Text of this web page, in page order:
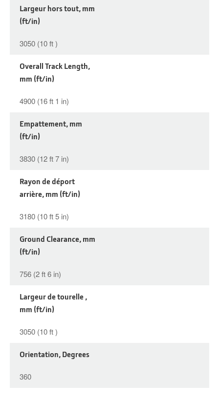
Largeur hors tout, mm
(ft/in)
3050 (10 ft )
Overall Track Length,
mm (ft/in)
4900 (16 ft 1 in)
Empattement, mm
(ft/in)
3830 (12 ft 7 in)
Rayon de déport
arrière, mm (ft/in)
3180 (10 ft 5 in)
Ground Clearance, mm
(ft/in)
756 (2 ft 6 in)
Largeur de tourelle ,
mm (ft/in)
3050 (10 ft )
Orientation, Degrees
360